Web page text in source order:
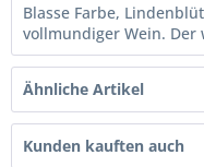
Blasse Farbe,
vollmundiger Wein. Der
Ähnliche Artikel
Kunden kauften auch